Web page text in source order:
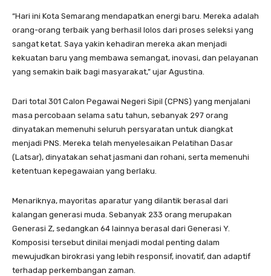
“Hari ini Kota Semarang mendapatkan energi baru. Mereka adalah
orang-orang terbaik yang berhasil lolos dari proses seleksi yang
sangat ketat. Saya yakin kehadiran mereka akan menjadi
kekuatan baru yang membawa semangat, inovasi, dan pelayanan
yang semakin baik bagi masyarakat,” ujar Agustina.
Dari total 301 Calon Pegawai Negeri Sipil (CPNS) yang menjalani
masa percobaan selama satu tahun, sebanyak 297 orang
dinyatakan memenuhi seluruh persyaratan untuk diangkat
menjadi PNS. Mereka telah menyelesaikan Pelatihan Dasar
(Latsar), dinyatakan sehat jasmani dan rohani, serta memenuhi
ketentuan kepegawaian yang berlaku.
Menariknya, mayoritas aparatur yang dilantik berasal dari
kalangan generasi muda. Sebanyak 233 orang merupakan
Generasi Z, sedangkan 64 lainnya berasal dari Generasi Y.
Komposisi tersebut dinilai menjadi modal penting dalam
mewujudkan birokrasi yang lebih responsif, inovatif, dan adaptif
terhadap perkembangan zaman.